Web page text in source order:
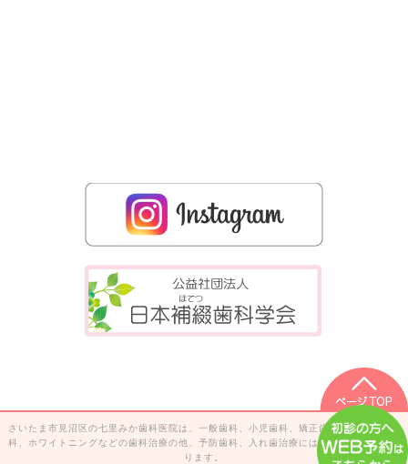
さいたま市見沼区の七里みか歯科医院は、一般歯科、小児歯科、矯正歯科、歯科口腔外
科、ホワイトニングなどの歯科治療の他、予防歯科、入れ歯治療には特に力を入れてお
ります。